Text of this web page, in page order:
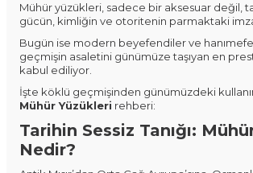
Mühür yüzükleri, sadece bir aksesuar değil,
gücün, kimliğin ve otoritenin parmaktaki
Bugün ise modern beyefendiler ve
geçmişin asaletini günümüze taşıyan en
kabul ediliyor.
İşte köklü geçmişinden günümüzdeki
Mühür Yüzükleri rehberi:
Tarihin Sessiz Tanığı:
Nedir?